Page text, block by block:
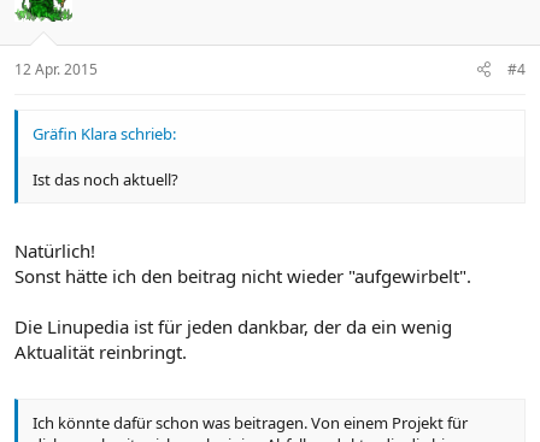
12 Apr. 2015 #4
Gräfin Klara schrieb:
Ist das noch aktuell?
Natürlich!
Sonst hätte ich den beitrag nicht wieder "aufgewirbelt".
Die Linupedia ist für jeden dankbar, der da ein wenig
Aktualität reinbringt.
Ich könnte dafür schon was beitragen. Von einem Projekt für